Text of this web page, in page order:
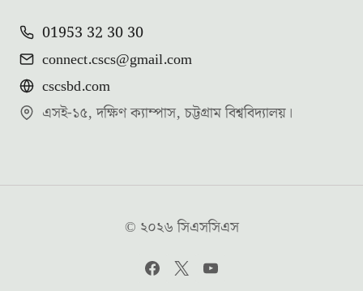
01953 32 30 30
connect.cscs@gmail.com
cscsbd.com
এসই-১৫, দক্ষিণ ক্যাম্পাস, চট্টগ্রাম বিশ্ববিদ্যালয়।
© ২০২৬ সিএসসিএস